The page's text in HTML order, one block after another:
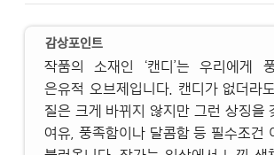
감상포인트
작품의 소재인 ‘캔디’는 우리에게
은유적 오브제입니다. 캔디가 없더라
질은 크게 바뀌지 않지만 그런 상징을
여유, 풍족함이나 달콤함 등 필수조건